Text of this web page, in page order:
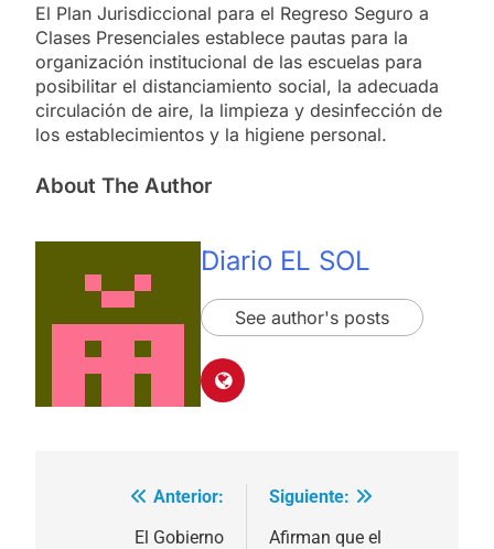
El Plan Jurisdiccional para el Regreso Seguro a
Clases Presenciales establece pautas para la
organización institucional de las escuelas para
posibilitar el distanciamiento social, la adecuada
circulación de aire, la limpieza y desinfección de
los establecimientos y la higiene personal.
About The Author
Diario EL SOL
See author's posts
Navegación
Anterior:
El Gobierno
Siguiente:
Afirman que el